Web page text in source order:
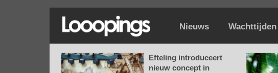
Nieuws Wachttijden
Efteling introduceert
nieuw concept in